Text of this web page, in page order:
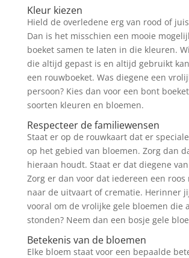
Kleur kiezen
Hield de overledene erg van rood of
Dan is het misschien een mooie
boeket samen te laten in die kleuren.
die altijd gepast is en altijd gebruikt
een rouwboeket. Was diegene een
persoon? Kies dan voor een bont
soorten kleuren en bloemen.
Respecteer de familiewensen
Staat er op de rouwkaart dat er
op het gebied van bloemen. Zorg dan
hieraan houdt. Staat er dat diegene
Zorg er dan voor dat iedereen een roos
naar de uitvaart of crematie. Herinner
vooral om de vrolijke gele bloemen die
stonden? Neem dan een bosje gele
Betekenis van de bloemen
Elke bloem staat voor een bepaalde